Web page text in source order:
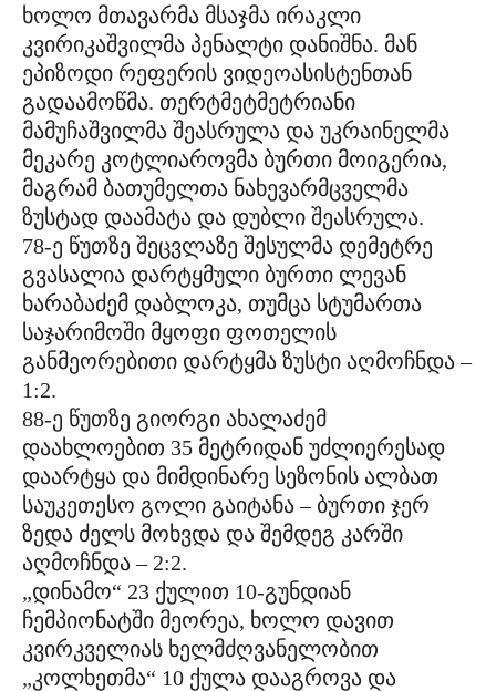
ხოლო მთავარმა მსაჯმა ირაკლი
კვირიკაშვილმა პენალტი დანიშნა. მან
ეპიზოდი რეფერის ვიდეოასისტენთან
გადაამოწმა. თერტმეტმეტრიანი
მამუჩაშვილმა შეასრულა და უკრაინელმა
მეკარე კოტლიაროვმა ბურთი მოიგერია,
მაგრამ ბათუმელთა ნახევარმცველმა
ზუსტად დაამატა და დუბლი შეასრულა.
78-ე წუთზე შეცვლაზე შესულმა დემეტრე
გვასალია დარტყმული ბურთი ლევან
ხარაბაძემ დაბლოკა, თუმცა სტუმართა
საჯარიმოში მყოფი ფოთელის
განმეორებითი დარტყმა ზუსტი აღმოჩნდა –
1:2.
88-ე წუთზე გიორგი ახალაძემ
დაახლოებით 35 მეტრიდან უძლიერესად
დაარტყა და მიმდინარე სეზონის ალბათ
საუკეთესო გოლი გაიტანა – ბურთი ჯერ
ზედა ძელს მოხვდა და შემდეგ კარში
აღმოჩნდა – 2:2.
„დინამო“ 23 ქულით 10-გუნდიან
ჩემპიონატში მეორეა, ხოლო დავით
კვირკველიას ხელმძღვანელობით
„კოლხეთმა“ 10 ქულა დააგროვა და